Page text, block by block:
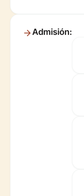
Admisión: